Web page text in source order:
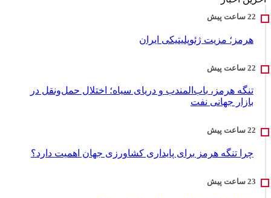
هرمز؛ مزیت ژئوپلیتیکی ایران
تنگه هرمز، باب‌المندب و دریای سیاه؛ اختلال حمل‌ونقل در
بازار جهانی نفت
چرا تنگه هرمز برای پایداری کشاورزی جهان اهمیت دارد؟